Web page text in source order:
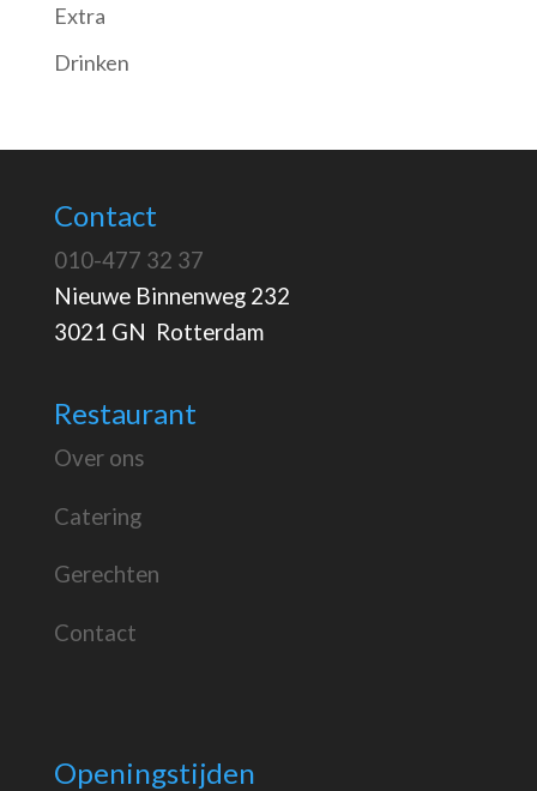
Extra
Drinken
Contact
010-477 32 37
Nieuwe Binnenweg 232
3021 GN Rotterdam
Restaurant
Over ons
Catering
Gerechten
Contact
Openingstijden